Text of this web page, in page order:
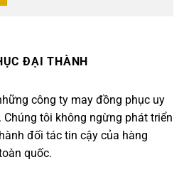
ĐẠI THÀNH
công ty may đồng phục uy
Chúng tôi không ngừng phát triển
đối tác tin cậy của hàng
quốc.